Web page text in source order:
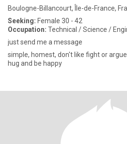
Boulogne-Billancourt, Île-de-France,
Seeking: Female 30 - 42
Occupation: Technical / Science /
just send me a message
simple, homest, don't like fight or
hug and be happy